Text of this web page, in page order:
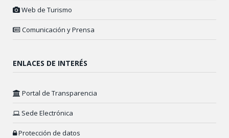
Web de Turismo
Comunicación y Prensa
ENLACES DE INTERÉS
Portal de Transparencia
Sede Electrónica
Protección de datos